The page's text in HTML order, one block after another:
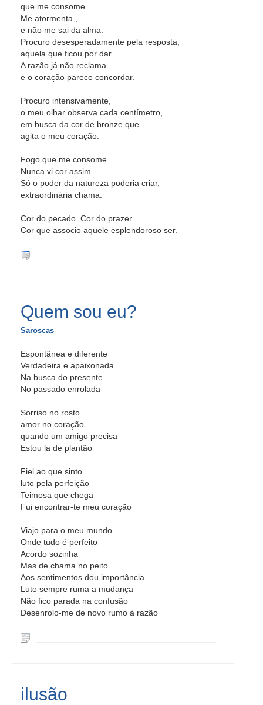
que me consome.
Me atormenta ,
e não me sai da alma.
Procuro desesperadamente pela resposta,
aquela que ficou por dar.
A razão já não reclama
e o coração parece concordar.
Procuro intensivamente,
o meu olhar observa cada centímetro,
em busca da cor de bronze que
agita o meu coração.
Fogo que me consome.
Nunca vi cor assim.
Só o poder da natureza poderia criar,
extraordinária chama.
Cor do pecado. Cor do prazer.
Cor que associo aquele esplendoroso ser.
Quem sou eu?
Saroscas
Espontânea e diferente
Verdadeira e apaixonada
Na busca do presente
No passado enrolada
Sorriso no rosto
amor no coração
quando um amigo precisa
Estou la de plantão
Fiel ao que sinto
luto pela perfeição
Teimosa que chega
Fui encontrar-te meu coração
Viajo para o meu mundo
Onde tudo é perfeito
Acordo sozinha
Mas de chama no peito.
Aos sentimentos dou importância
Luto sempre ruma a mudança
Não fico parada na confusão
Desenrolo-me de novo rumo á razão
ilusão